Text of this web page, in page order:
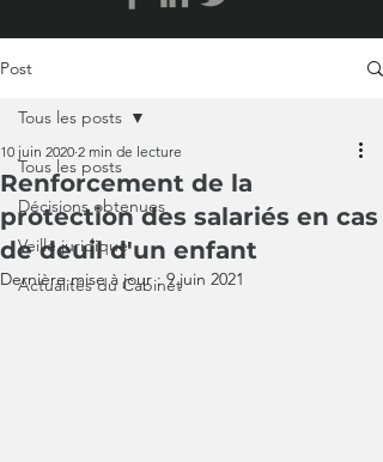
Post
Tous les posts
Décisions obtenues
Veille juridique
Actualités du Cabinet
Tous les posts
Renforcement de la
protection des salariés en cas
de deuil d'un enfant
10 juin 2020 2 min de lecture
Dernière mise à jour :9 juin 2021